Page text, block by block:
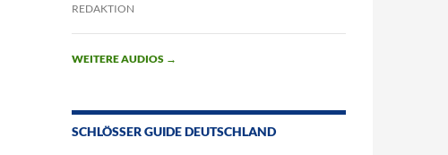
REDAKTION
WEITERE AUDIOS →
SCHLÖSSER GUIDE DEUTSCHLAND